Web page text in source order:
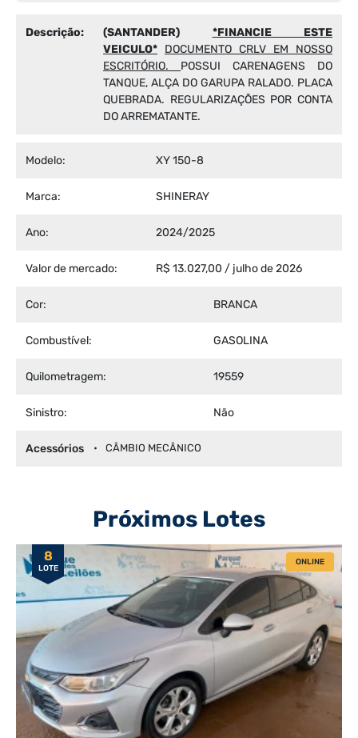
Descrição: (SANTANDER) *FINANCIE ESTE
VEICULO* DOCUMENTO CRLV EM NOSSO
ESCRITÓRIO. POSSUI CARENAGENS DO
TANQUE, ALÇA DO GARUPA RALADO. PLACA
QUEBRADA. REGULARIZAÇÕES POR CONTA
DO ARREMATANTE.
Modelo: XY 150-8
Marca: SHINERAY
Ano: 2024/2025
Valor de mercado: R$ 13.027,00 / julho de 2026
Cor: BRANCA
Combustível: GASOLINA
Quilometragem: 19559
Sinistro: Não
Acessórios CÂMBIO MECÂNICO
Próximos Lotes
8
LOTE
ONLINE